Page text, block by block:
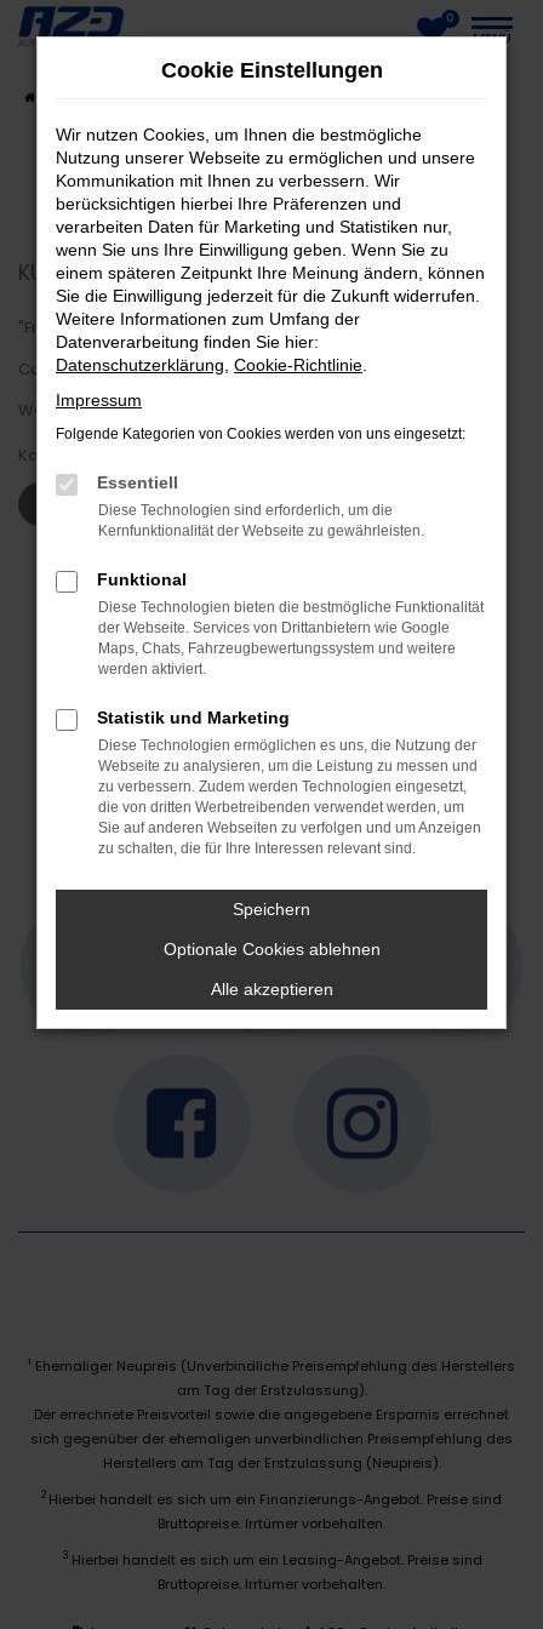
Zum
springen
0
MENÜ
KUNDENMEINUNGEN
"Freundlich und hilfsbereit. Schnelle Abwicklung trotz
Coronaproblem. Firma macht einen sehr guten Eindruck was
Werkstatt, Hof und Büros angeht."
Karsten Z.
WEITERE KUNDENSTIMMEN LESEN
4,3 von 5
4,7 von 5
15 Jahre Partner!
1 Ehemaliger Neupreis (Unverbindliche Preisempfehlung des Herstellers
am Tag der Erstzulassung).
Der errechnete Preisvorteil sowie die angegebene Ersparnis errechnet
sich gegenüber der ehemaligen unverbindlichen Preisempfehlung des
Herstellers am Tag der Erstzulassung (Neupreis).
2 Hierbei handelt es sich um ein Finanzierungs-Angebot. Preise sind
Bruttopreise. Irrtümer vorbehalten.
3 Hierbei handelt es sich um ein Leasing-Angebot. Preise sind
Bruttopreise. Irrtümer vorbehalten.
Cookie Einstellungen
Wir nutzen Cookies, um Ihnen die bestmögliche
Nutzung unserer Webseite zu ermöglichen und unsere
Kommunikation mit Ihnen zu verbessern. Wir
berücksichtigen hierbei Ihre Präferenzen und
verarbeiten Daten für Marketing und Statistiken nur,
wenn Sie uns Ihre Einwilligung geben. Wenn Sie zu
einem späteren Zeitpunkt Ihre Meinung ändern, können
Sie die Einwilligung jederzeit für die Zukunft widerrufen.
Weitere Informationen zum Umfang der
Datenverarbeitung finden Sie hier:
Datenschutzerklärung Cookie-Richtlinie
Impressum
Folgende Kategorien von Cookies werden von uns eingesetzt:
Essentiell
Diese Technologien sind erforderlich, um die
Kernfunktionalität der Webseite zu gewährleisten.
Funktional
Diese Technologien bieten die bestmögliche Funktionalität
der Webseite. Services von Drittanbietern wie Google
Maps, Chats, Fahrzeugbewertungssystem und weitere
werden aktiviert.
Statistik und Marketing
Diese Technologien ermöglichen es uns, die Nutzung der
Webseite zu analysieren, um die Leistung zu messen und
zu verbessern. Zudem werden Technologien eingesetzt,
die von dritten Werbetreibenden verwendet werden, um
Sie auf anderen Webseiten zu verfolgen und um Anzeigen
zu schalten, die für Ihre Interessen relevant sind.
Speichern
Optionale Cookies ablehnen
Alle akzeptieren